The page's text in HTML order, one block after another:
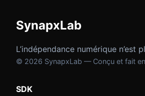
SynapxLab
L’indépendance numérique n’est
© 2026 SynapxLab — Conçu et fait
SDK